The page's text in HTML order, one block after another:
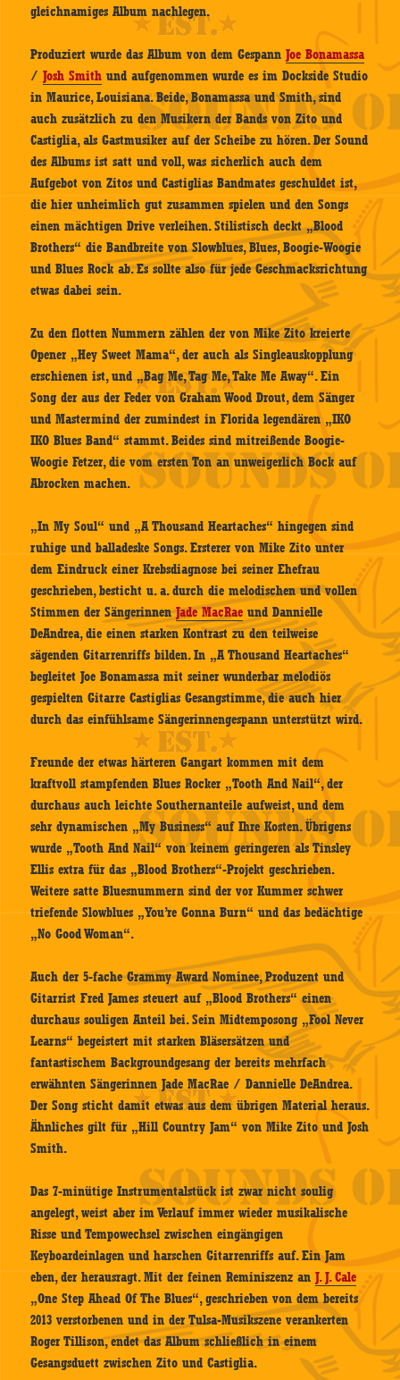
gleichnamiges Album nachlegen.
Produziert wurde das Album von dem GespannJoe Bonamassa
/Josh Smith und aufgenommen wurde es im Dockside Studio
in Maurice, Louisiana. Beide, Bonamassa und Smith, sind
auch zusätzlich zu den Musikern der Bands von Zito und
Castiglia, als Gastmusiker auf der Scheibe zu hören. Der Sound
des Albums ist satt und voll, was sicherlich auch dem
Aufgebot von Zitos und Castiglias Bandmates geschuldet ist,
die hier unheimlich gut zusammen spielen und den Songs
einen mächtigen Drive verleihen. Stilistisch deckt „Blood
Brothers“ die Bandbreite von Slowblues, Blues, Boogie-Woogie
und Blues Rock ab. Es sollte also für jede Geschmacksrichtung
etwas dabei sein.
Zu den flotten Nummern zählen der von Mike Zito kreierte
Opener „Hey Sweet Mama“, der auch als Singleauskopplung
erschienen ist, und „Bag Me, Tag Me, Take Me Away“. Ein
Song der aus der Feder von Graham Wood Drout, dem Sänger
und Mastermind der zumindest in Florida legendären „IKO
IKO Blues Band“ stammt. Beides sind mitreißende Boogie-
Woogie Fetzer, die vom ersten Ton an unweigerlich Bock auf
Abrocken machen.
„In My Soul“ und „A Thousand Heartaches“ hingegen sind
ruhige und balladeske Songs. Ersterer von Mike Zito unter
dem Eindruck einer Krebsdiagnose bei seiner Ehefrau
geschrieben, besticht u. a. durch die melodischen und vollen
Stimmen der SängerinnenJade MacRae und Dannielle
DeAndrea, die einen starken Kontrast zu den teilweise
sägenden Gitarrenriffs bilden. In „A Thousand Heartaches“
begleitet Joe Bonamassa mit seiner wunderbar melodiös
gespielten Gitarre Castiglias Gesangstimme, die auch hier
durch das einfühlsame Sängerinnengespann unterstützt wird.
Freunde der etwas härteren Gangart kommen mit dem
kraftvoll stampfenden Blues Rocker „Tooth And Nail“, der
durchaus auch leichte Southernanteile aufweist, und dem
sehr dynamischen „My Business“ auf Ihre Kosten. Übrigens
wurde „Tooth And Nail“ von keinem geringeren als Tinsley
Ellis extra für das „Blood Brothers“-Projekt geschrieben.
Weitere satte Bluesnummern sind der vor Kummer schwer
triefende Slowblues „You’re Gonna Burn“ und das bedächtige
„No Good Woman“.
Auch der 5-fache Grammy Award Nominee, Produzent und
Gitarrist Fred James steuert auf „Blood Brothers“ einen
durchaus souligen Anteil bei. Sein Midtemposong „Fool Never
Learns“ begeistert mit starken Bläsersätzen und
fantastischem Backgroundgesang der bereits mehrfach
erwähnten Sängerinnen Jade MacRae / Dannielle DeAndrea.
Der Song sticht damit etwas aus dem übrigen Material heraus.
Ähnliches gilt für „Hill Country Jam“ von Mike Zito und Josh
Smith.
Das 7-minütige Instrumentalstück ist zwar nicht soulig
angelegt, weist aber im Verlauf immer wieder musikalische
Risse und Tempowechsel zwischen eingängigen
Keyboardeinlagen und harschen Gitarrenriffs auf. Ein Jam
eben, der herausragt. Mit der feinen Reminiszenz anJ. J. Cale
„One Step Ahead Of The Blues“, geschrieben von dem bereits
2013 verstorbenen und in der Tulsa-Musikszene verankerten
Roger Tillison, endet das Album schließlich in einem
Gesangsduett zwischen Zito und Castiglia.